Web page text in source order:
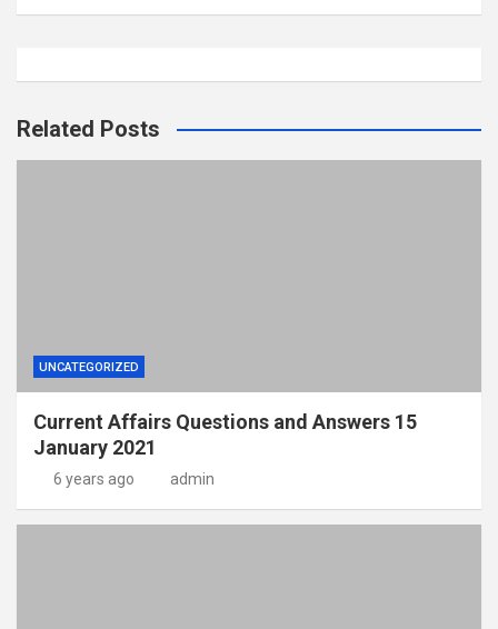
Related Posts
UNCATEGORIZED
Current Affairs Questions and Answers 15
January 2021
6 years ago admin